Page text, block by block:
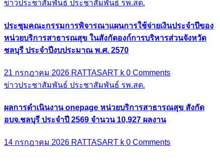
ข่าวประชาสัมพันธ์ ประชาสัมพันธ์ รพ.สต.
ประชุมคณะกรรมการพิจารณาแผนการใช้จ่ายเงินประจำปีของ
หน่วยบริการสาธารณสุข ในสังกัดองก์การบริหารส่วนจังหวัด
ชลบุรี ประจำปีงบประมาณ พ.ศ. 2570
21 กรกฎาคม 2026 RATTASART k 0 Comments
ข่าวประชาสัมพันธ์ ประชาสัมพันธ์ รพ.สต.
ผลการดำเนินงาน onepage หน่วยบริการสาธารณสุข สังกัด
อบจ.ชลบุรี ประจำปี 2569 จำนวน 10,927 ผลงาน
14 กรกฎาคม 2026 RATTASART k 0 Comments